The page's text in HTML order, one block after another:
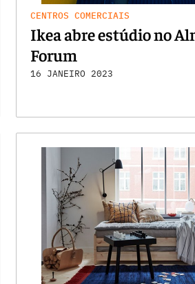
CENTROS COMERCIAIS
Ikea abre estúdio no
Forum
16 JANEIRO 2023